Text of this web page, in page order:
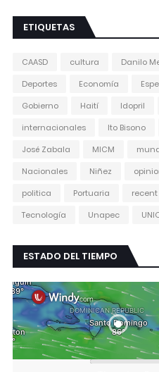
ETIQUETAS
CAASD cultura
Danilo
Deportes
Economía
Gobierno
Haití Idopril
internacionales
Ito Bisono
José Zabala
MICM
Nacionales
Niñez
politica
Portuaria recent
Tecnología
Unapec
ESTADO DEL TIEMPO